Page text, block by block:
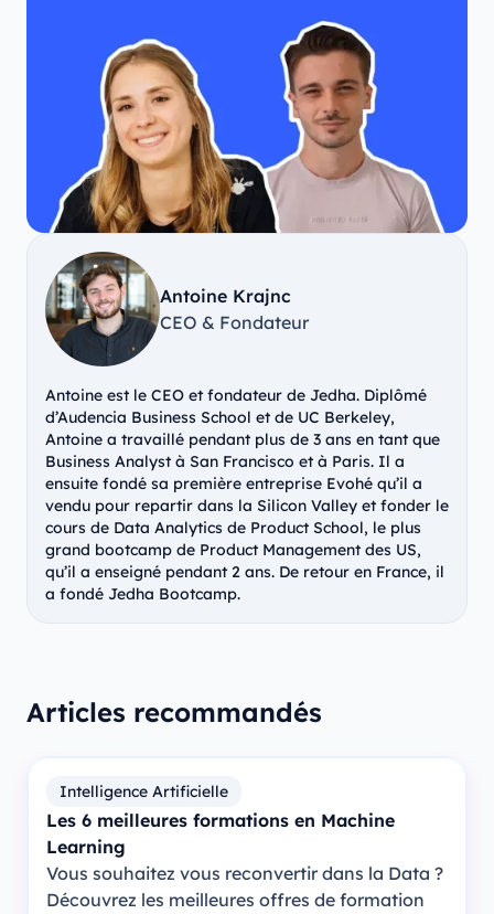
Antoine Krajnc
CEO & Fondateur
Antoine est le CEO et fondateur de Jedha. Diplômé
d’Audencia Business School et de UC Berkeley,
Antoine a travaillé pendant plus de 3 ans en tant que
Business Analyst à San Francisco et à Paris. Il a
ensuite fondé sa première entreprise Evohé qu’il a
vendu pour repartir dans la Silicon Valley et fonder le
cours de Data Analytics de Product School, le plus
grand bootcamp de Product Management des US,
qu’il a enseigné pendant 2 ans. De retour en France, il
a fondé Jedha Bootcamp.
Articles recommandés
Intelligence Artificielle
Les 6 meilleures formations en Machine
Learning
Vous souhaitez vous reconvertir dans la Data ?
Découvrez les meilleures offres de formation